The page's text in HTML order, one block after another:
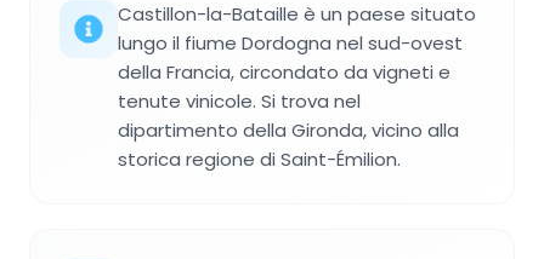
Castillon-la-Bataille è un paese situato
lungo il fiume Dordogna nel sud-ovest
della Francia, circondato da vigneti e
tenute vinicole. Si trova nel
dipartimento della Gironda, vicino alla
storica regione di Saint-Émilion.